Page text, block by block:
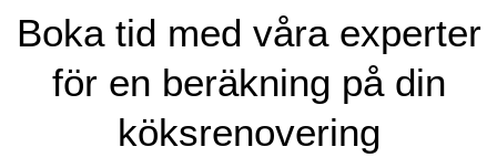
kök i Svenljunga Kommun
och utforska hur vi kan
arbeta med dig med din
nästaköksrenoveringmed
specialdesignad montering.
detalj motsvarar deras preferenser. Våra tjänster inkluderar allt
från planering och organisering till installation, vilket innebär att
du har en fullständig lösning från en enda pålitlig källa. Så om
du letar efter en kvalificerad köksrenovering i Svenljunga
Kommun där resultatet alltid är i fokus, låt Skepia vara ditt val
för ett hållbart och vackert hem. Ta del av hela våra tjänster
Boka tid med våra experter
för en beräkning på din
köksrenovering